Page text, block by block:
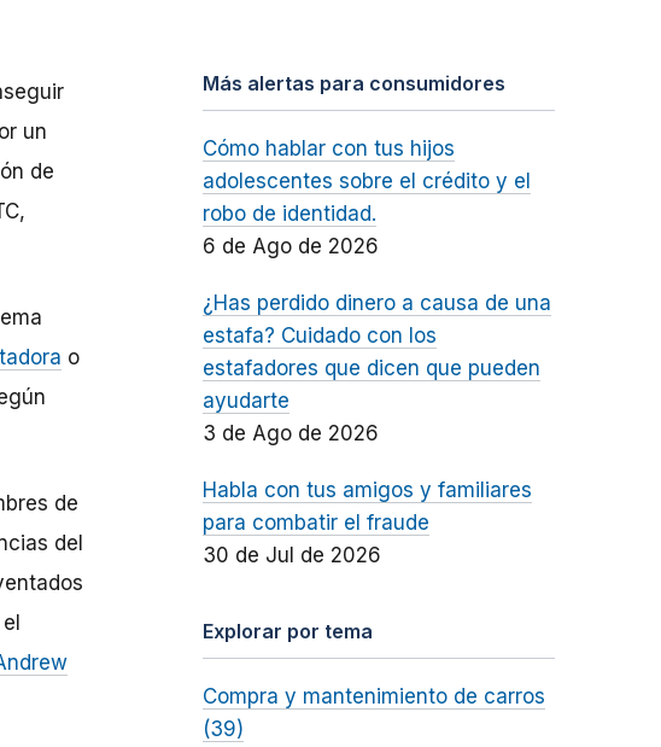
un
de
o
de
del
Más alertas para consumidores
Cómo hablar con tus hijos
adolescentes sobre el crédito y el
robo de identidad.
6 de Ago de 2026
¿Has perdido dinero a causa de una
estafa? Cuidado con los
estafadores que dicen que pueden
ayudarte
3 de Ago de 2026
Habla con tus amigos y familiares
para combatir el fraude
30 de Jul de 2026
Explorar por tema
Compra y mantenimiento de carros
(39)